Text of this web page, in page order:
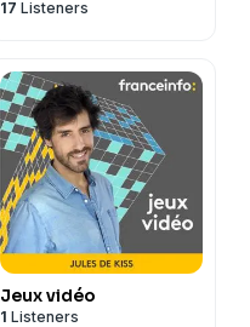
17 Listeners
Jeux vidéo
1 Listeners